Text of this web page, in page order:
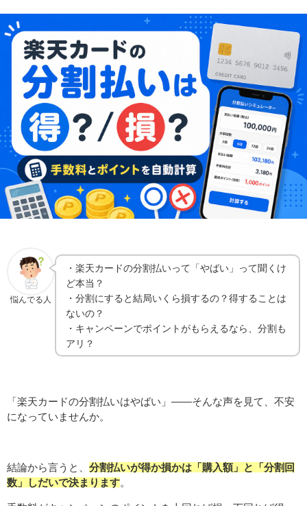
悩んでる人
・楽天カードの分割払いって「やばい」って聞くけ
ど本当？
・分割にすると結局いくら損するの？得することは
ないの？
・キャンペーンでポイントがもらえるなら、分割も
アリ？
「楽天カードの分割払いはやばい」——そんな声を見て、不安
になっていませんか。
結論から言うと、 分割払いが得か損かは「購入額」と「分割回
数」しだいで決まります。